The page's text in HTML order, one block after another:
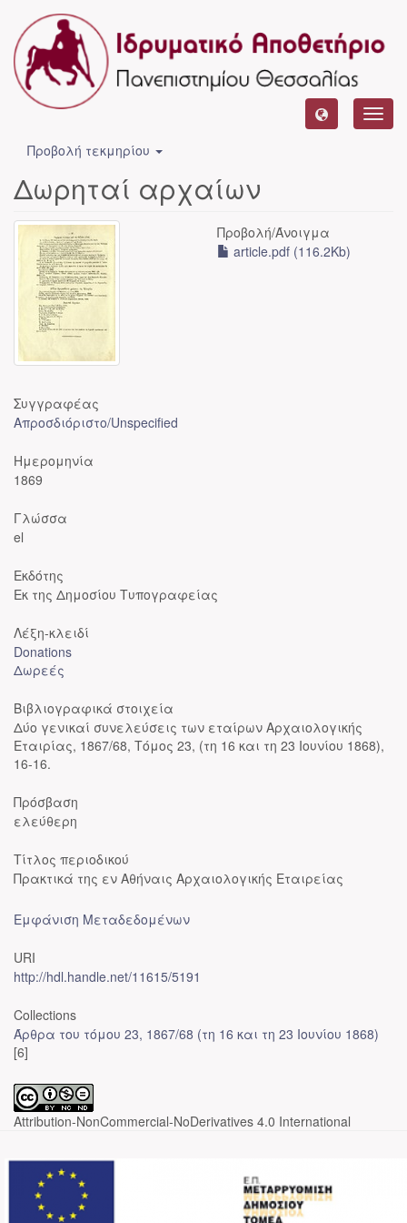
Προβολή τεκμηρίου
Δωρηταί αρχαίων
Προβολή/Άνοιγμα
article.pdf (116.2Kb)
Συγγραφέας
Απροσδιόριστο/Unspecified
Ημερομηνία
1869
Γλώσσα
el
Εκδότης
Εκ της Δημοσίου Τυπογραφείας
Λέξη-κλειδί
Donations
Δωρεές
Βιβλιογραφικά στοιχεία
Δύο γενικαί συνελεύσεις των εταίρων Αρχαιολογικής
Εταιρίας, 1867/68, Tόμος 23, (τη 16 και τη 23 Ιουνίου 1868),
16-16.
Πρόσβαση
ελεύθερη
Τίτλος περιοδικού
Πρακτικά της εν Αθήναις Αρχαιολογικής Εταιρείας
Εμφάνιση Μεταδεδομένων
URI
http://hdl.handle.net/11615/5191
Collections
Άρθρα του τόμου 23, 1867/68 (τη 16 και τη 23 Ιουνίου 1868)
[6]
Attribution-NonCommercial-NoDerivatives 4.0 International